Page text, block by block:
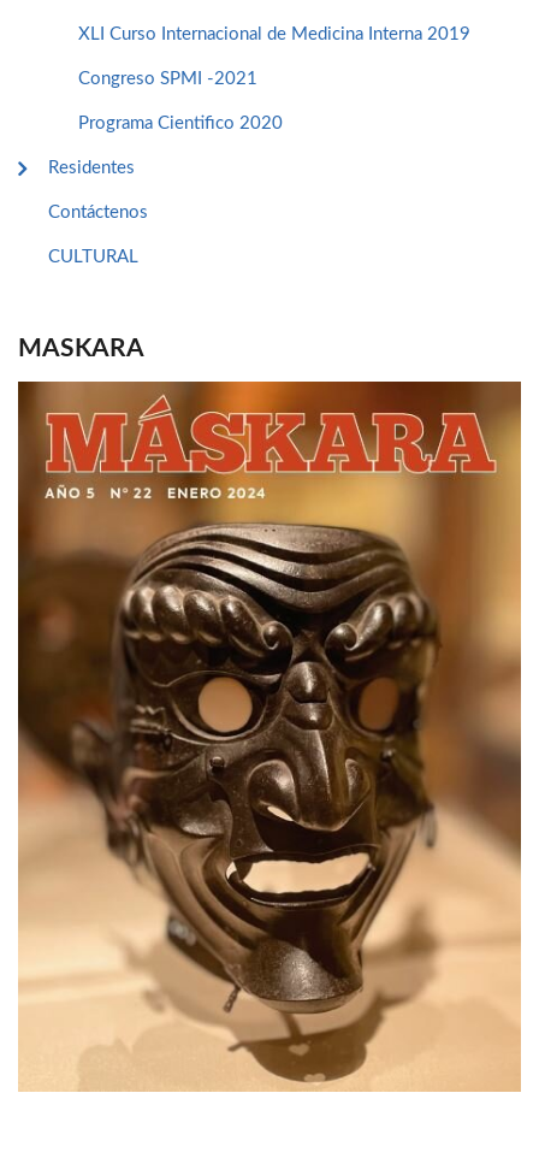
XLI Curso Internacional de Medicina Interna 2019
Congreso SPMI -2021
Programa Cientifico 2020
Residentes
Contáctenos
CULTURAL
MASKARA